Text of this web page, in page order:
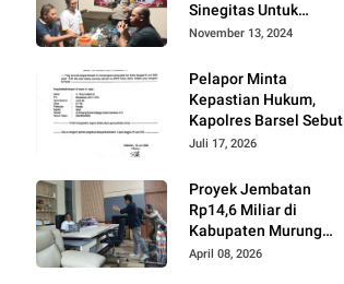
Sinegitas Untuk
Menjaga Situasi
Kondusif Dengan Insan
Pers
November 13, 2024
Pelapor Minta
Kepastian Hukum,
Kapolres Barsel Sebut
Dugaan Penyerobotan
Juli 17, 2026
Proyek Jembatan
Rp14,6 Miliar di
Kabupaten Murung
Raya Mangkrak,
April 08, 2026